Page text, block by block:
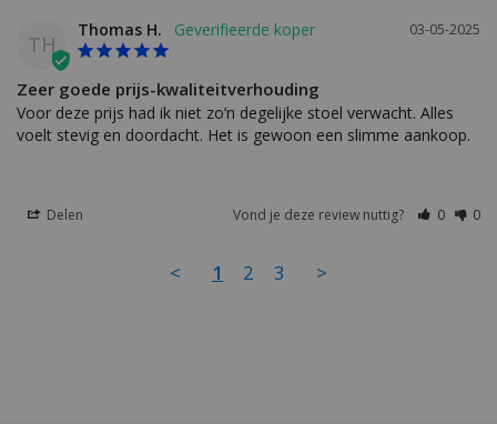
TH
03-05-2025
Thomas H.
Zeer goede prijs-kwaliteitverhouding
Voor deze prijs had ik niet zo’n degelijke stoel verwacht. Alles
voelt stevig en doordacht. Het is gewoon een slimme aankoop.
Delen Vond je deze review nuttig? 0 0
< 1 2 3 >